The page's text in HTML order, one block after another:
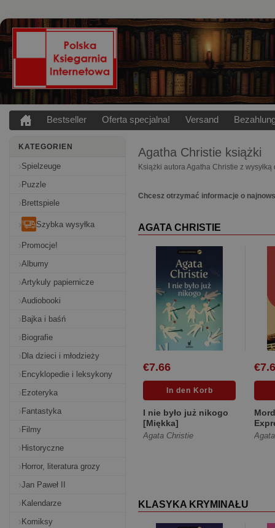
Bestseller Oferta specjalna! Versand
KATEGORIEN
Spielzeuge
Puzzle
Brettspiele
Szybka wysyłka
Promocje!
Albumy
Artykuly papiernicze
Audiobooki
Bajka i baśń
Biografie
Dla dzieci i młodzieży
Encyklopedie i leksykony
Ezoteryka
Fantastyka
Filmy
Historyczne
Horror, literatura grozy
Jan Paweł II
Kalendarze
Komiksy
Agatha Christie książki
Książki autora Agatha Christie z
Chcesz otrzymać informacje o
AGATA CHRISTIE
€7.66
I nie było już nikogo
[Miękka]
Agata Christie
KLASYKA KRYMINAŁU